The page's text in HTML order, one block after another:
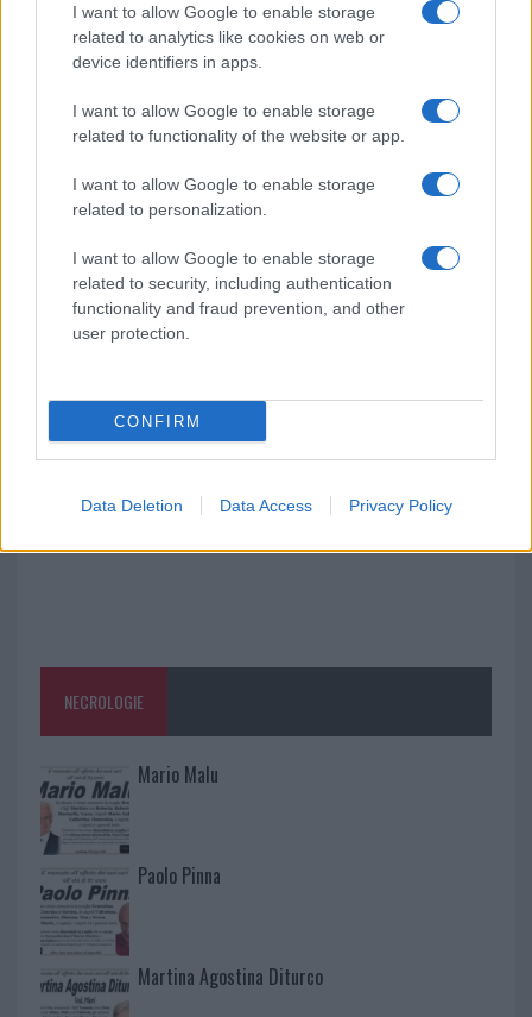
I want to allow Google to enable storage
related to analytics like cookies on web or
device identifiers in apps.
I want to allow Google to enable storage
related to functionality of the website or app.
I want to allow Google to enable storage
related to personalization.
I want to allow Google to enable storage
related to security, including authentication
functionality and fraud prevention, and other
user protection.
CONFIRM
Data Deletion Data Access Privacy Policy
Jovanotti, Gabry Ponte e Alfa: Olbia ombelico del
Giorgia Meloni a La Maddalena, la vicesindaco:
“Orgoglio e discrezione per visita privata̶…
Incendio nella notte a Olbia, a fuoco due furgoni
vigili del fuoco a Rudalza
NECROLOGIE
Mario Malu
Paolo Pinna
Martina Agostina Diturco